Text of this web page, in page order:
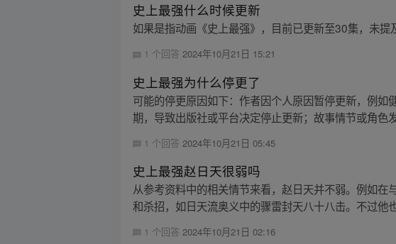
史上最强什么时候更新
如果是指动画《史上最强》，目前已更新至30集，未提
1 个回答2024年10月21日 15:21
史上最强为什么停更了
可能的停更原因如下：作者因个人原因暂停更新，例
期，导致出版社或平台决定停止更新；故事情节或角色
1 个回答 2024年10月21日 05:45
史上最强赵日天很弱吗
从参考资料中的相关情节来看，赵日天并不弱。例如
和杀招，如日天流奥义中的骤雷封天八十八击。不过他
1 个回答 2024年10月21日 02:16